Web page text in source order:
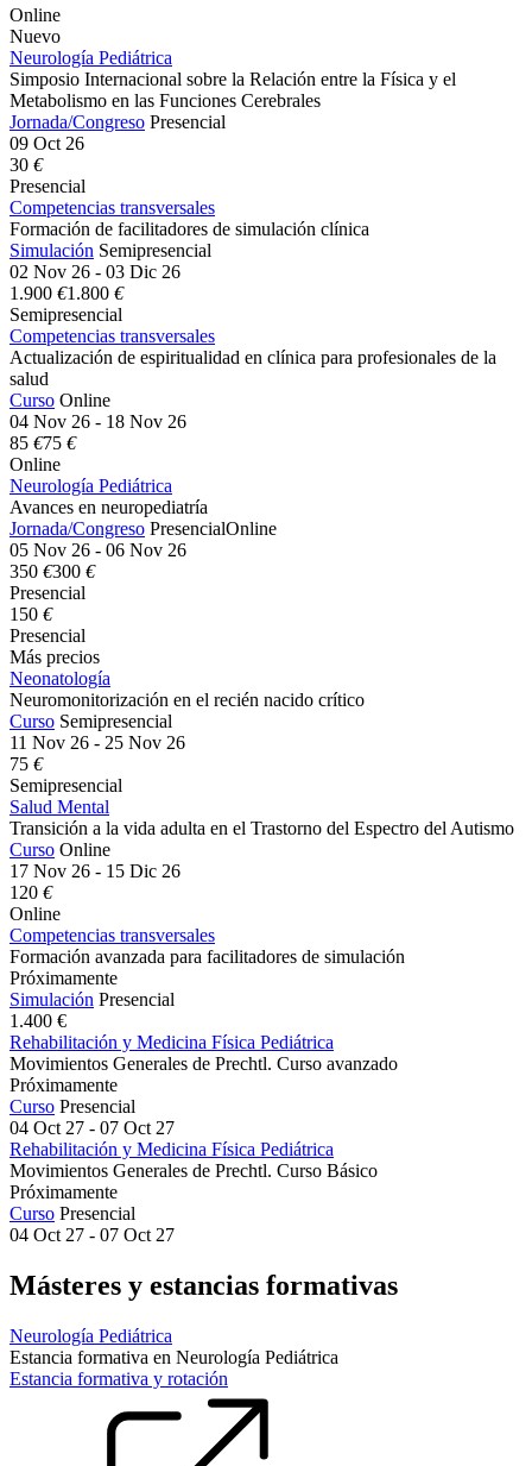
Online
Nuevo
Neurología Pediátrica
Simposio Internacional sobre la Relación entre la Física y el
Metabolismo en las Funciones Cerebrales
Jornada/Congreso Presencial
09 Oct 26
30 €
Presencial
Competencias transversales
Formación de facilitadores de simulación clínica
Simulación Semipresencial
02 Nov 26 - 03 Dic 26
1.900 €1.800 €
Semipresencial
Competencias transversales
Actualización de espiritualidad en clínica para profesionales de la
salud
Curso Online
04 Nov 26 - 18 Nov 26
85 €75 €
Online
Neurología Pediátrica
Avances en neuropediatría
Jornada/Congreso PresencialOnline
05 Nov 26 - 06 Nov 26
350 €300 €
Presencial
150 €
Presencial
Más precios
Neonatología
Neuromonitorización en el recién nacido crítico
Curso Semipresencial
11 Nov 26 - 25 Nov 26
75 €
Semipresencial
Salud Mental
Transición a la vida adulta en el Trastorno del Espectro del Autismo
Curso Online
17 Nov 26 - 15 Dic 26
120 €
Online
Competencias transversales
Formación avanzada para facilitadores de simulación
Próximamente
Simulación Presencial
1.400 €
Rehabilitación y Medicina Física Pediátrica
Movimientos Generales de Prechtl. Curso avanzado
Próximamente
Curso Presencial
04 Oct 27 - 07 Oct 27
Rehabilitación y Medicina Física Pediátrica
Movimientos Generales de Prechtl. Curso Básico
Próximamente
Curso Presencial
04 Oct 27 - 07 Oct 27
Másteres y estancias formativas
Neurología Pediátrica
Estancia formativa en Neurología Pediátrica
Estancia formativa y rotación